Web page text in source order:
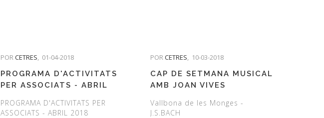
PORCETRES, 01-04-2018
PROGRAMA D'ACTIVITATS
PER ASSOCIATS - ABRIL
PROGRAMA D'ACTIVITATS PER
ASSOCIATS - ABRIL 2018
PORCETRES, 10-03-2018
CAP DE SETMANA MUSICAL
AMB JOAN VIVES
Vallbona de les Monges -
J.S.BACH